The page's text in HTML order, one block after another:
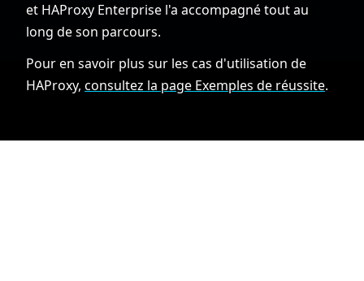
et HAProxy Enterprise l'a accompagné tout au
long de son parcours.
Pour en savoir plus sur les cas d'utilisation de
HAProxy, consultez la page Exemples de réussite.